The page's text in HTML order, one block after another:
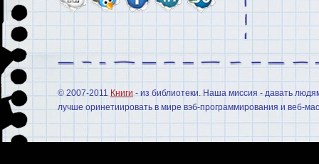
© 2007-2011 Книги - из библиотеки. Наша миссия - давать
лучше оринетиировать в мире вэб-программирования и веб-